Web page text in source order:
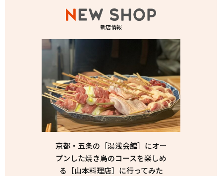
新店情報
京都・五条の［湯浅会館］にオー
プンした焼き鳥のコースを楽しめ
る［山本料理店］に行ってみた